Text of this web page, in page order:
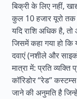
बिक्री के लिए नहीं,
कुल 10 हजार यूरो तक
यदि राशि अधिक है,
जिसमें कहा गया हो
दवाएं (नशीले और
मात्रा में: प्रति
कॉरिडोर “रेड”
जाने की अनुमति है